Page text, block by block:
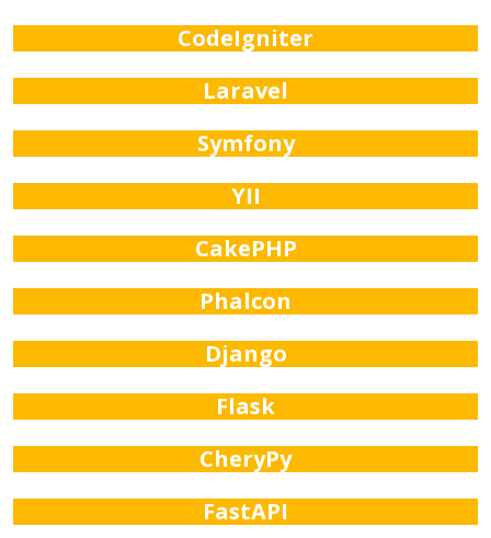
CodeIgniter
Laravel
Symfony
YII
CakePHP
Phalcon
Django
Flask
CheryPy
FastAPI